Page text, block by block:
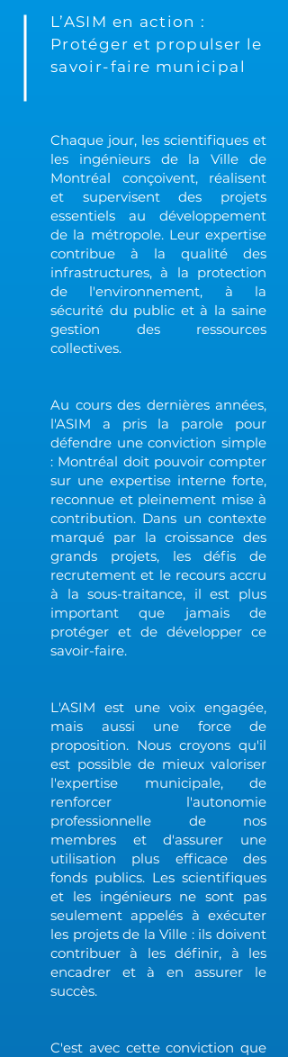
L’ASIM en action :
Protéger et propulser le
savoir-faire municipal
Chaque jour, les scientifiques et
les ingénieurs de la Ville de
Montréal conçoivent, réalisent
et supervisent des projets
essentiels au développement
de la métropole. Leur expertise
contribue à la qualité des
infrastructures, à la protection
de l'environnement, à la
sécurité du public et à la saine
gestion des ressources
collectives.
Au cours des dernières années,
l'ASIM a pris la parole pour
défendre une conviction simple
: Montréal doit pouvoir compter
sur une expertise interne forte,
reconnue et pleinement mise à
contribution. Dans un contexte
marqué par la croissance des
grands projets, les défis de
recrutement et le recours accru
à la sous-traitance, il est plus
important que jamais de
protéger et de développer ce
savoir-faire.
L'ASIM est une voix engagée,
mais aussi une force de
proposition. Nous croyons qu'il
est possible de mieux valoriser
l'expertise municipale, de
renforcer l'autonomie
professionnelle de nos
membres et d'assurer une
utilisation plus efficace des
fonds publics. Les scientifiques
et les ingénieurs ne sont pas
seulement appelés à exécuter
les projets de la Ville : ils doivent
contribuer à les définir, à les
encadrer et à en assurer le
succès.
C'est avec cette conviction que